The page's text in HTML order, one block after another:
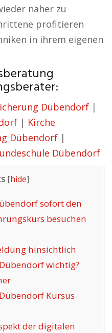
näher zu
profitieren
in ihrem eigenen
Dübendorf |
| Kirche
Dübendorf |
Dübendorf
[hide]
sofort den
besuchen
hinsichtlich
wichtig?
Kursus
der digitalen